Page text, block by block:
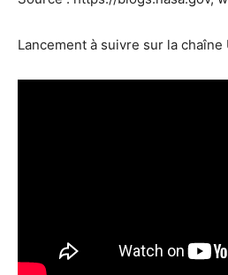
Lancement à suivre sur la chaîne